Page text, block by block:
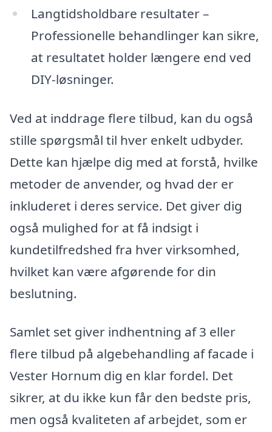
Langtidsholdbare resultater –
Professionelle behandlinger kan sikre,
at resultatet holder længere end ved
DIY-løsninger.
Ved at inddrage flere tilbud, kan du også
stille spørgsmål til hver enkelt udbyder.
Dette kan hjælpe dig med at forstå, hvilke
metoder de anvender, og hvad der er
inkluderet i deres service. Det giver dig
også mulighed for at få indsigt i
kundetilfredshed fra hver virksomhed,
hvilket kan være afgørende for din
beslutning.
Samlet set giver indhentning af 3 eller
flere tilbud på algebehandling af facade i
Vester Hornum dig en klar fordel. Det
sikrer, at du ikke kun får den bedste pris,
men også kvaliteten af arbejdet, som er